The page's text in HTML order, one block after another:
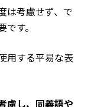
は考慮せず、で
す。
用する平易な表
慮し、同義語や